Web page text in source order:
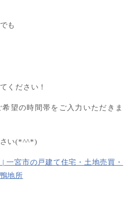
も
ください！
望の時間帯をご入力いただきま
さい(*^^*)
一宮市の戸建て住宅・土地売買・
地所